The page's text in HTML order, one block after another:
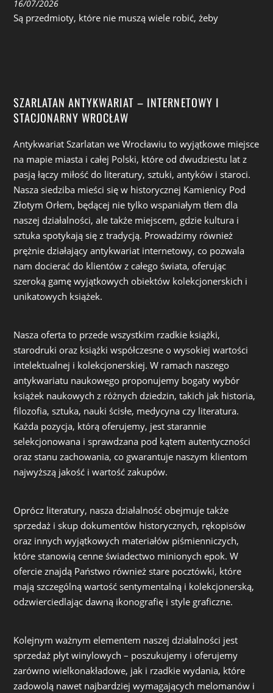
16/07/2026
Są przedmioty, które nie muszą wiele robić, żeby
SZARLATAN ANTYKWARIAT – INTERNETOWY I
STACJONARNY WROCŁAW
Antykwariat Szarlatan we Wrocławiu to wyjątkowe miejsce
na mapie miasta i całej Polski, które od dwudziestu lat z
pasją łączy miłość do literatury, sztuki, antyków i staroci.
Nasza siedziba mieści się w historycznej Kamienicy Pod
Złotym Orłem, będącej nie tylko wspaniałym tłem dla
naszej działalności, ale także miejscem, gdzie kultura i
sztuka spotykają się z tradycją. Prowadzimy również
prężnie działający antykwariat internetowy, co pozwala
nam docierać do klientów z całego świata, oferując
szeroką gamę wyjątkowych obiektów kolekcjonerskich i
unikatowych książek.
Nasza oferta to przede wszystkim rzadkie książki,
starodruki oraz książki współczesne o wysokiej wartości
intelektualnej i kolekcjonerskiej. W ramach naszego
antykwariatu naukowego proponujemy bogaty wybór
książek naukowych z różnych dziedzin, takich jak historia,
filozofia, sztuka, nauki ścisłe, medycyna czy literatura.
Każda pozycja, którą oferujemy, jest starannie
selekcjonowana i sprawdzana pod kątem autentyczności
oraz stanu zachowania, co gwarantuje naszym klientom
najwyższą jakość i wartość zakupów.
Oprócz literatury, nasza działalność obejmuje także
sprzedaż i skup dokumentów historycznych, rękopisów
oraz innych wyjątkowych materiałów piśmienniczych,
które stanowią cenne świadectwo minionych epok. W
ofercie znajdą Państwo również stare pocztówki, które
mają szczególną wartość sentymentalną i kolekcjonerską,
odzwierciedlając dawną ikonografię i style graficzne.
Kolejnym ważnym elementem naszej działalności jest
sprzedaż płyt winylowych – poszukujemy i oferujemy
zarówno wielkonakładowe, jak i rzadkie wydania, które
zadowolą nawet najbardziej wymagających melomanów i